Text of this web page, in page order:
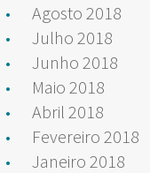
Agosto 2018
Julho 2018
Junho 2018
Maio 2018
Abril 2018
Fevereiro 2018
Janeiro 2018